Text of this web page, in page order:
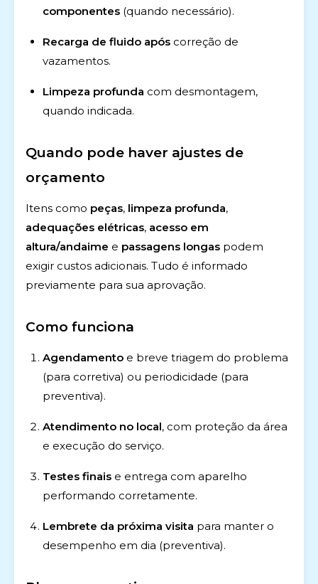
componentes (quando necessário).
Recarga de fluido após correção de
vazamentos.
Limpeza profunda com desmontagem,
quando indicada.
Quando pode haver ajustes de
orçamento
Itens como peças, limpeza profunda,
adequações elétricas, acesso em
altura/andaime e passagens longas podem
exigir custos adicionais. Tudo é informado
previamente para sua aprovação.
Como funciona
Agendamento e breve triagem do problema
(para corretiva) ou periodicidade (para
preventiva).
Atendimento no local, com proteção da área
e execução do serviço.
Testes finais e entrega com aparelho
performando corretamente.
Lembrete da próxima visita para manter o
desempenho em dia (preventiva).